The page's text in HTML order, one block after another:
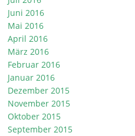
Juni 2016
Mai 2016
April 2016
März 2016
Februar 2016
Januar 2016
Dezember 2015
November 2015
Oktober 2015
September 2015